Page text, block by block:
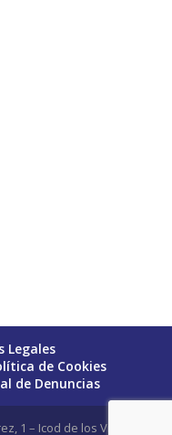
Legales
de Cookies
de Denuncias
1 – Icod de los Vinos